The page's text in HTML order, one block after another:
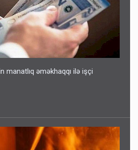
manatlıq əməkhaqqı ilə işçi